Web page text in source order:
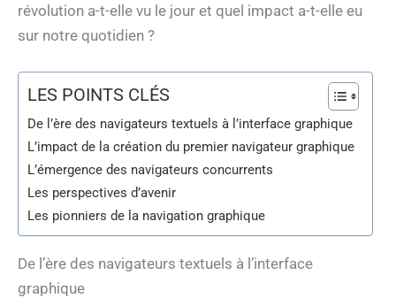
révolution a-t-elle vu le jour et quel impact a-t-elle eu
sur notre quotidien ?
LES POINTS CLÉS
De l’ère des navigateurs textuels à l’interface graphique
L’impact de la création du premier navigateur graphique
L’émergence des navigateurs concurrents
Les perspectives d’avenir
Les pionniers de la navigation graphique
De l’ère des navigateurs textuels à l’interface
graphique